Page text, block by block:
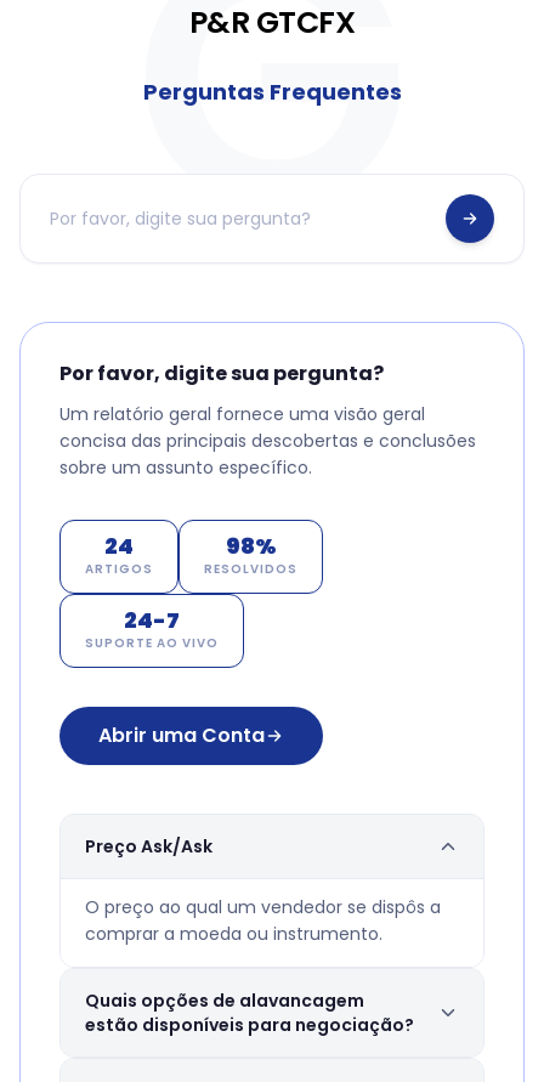
P&R GTCFX
Perguntas Frequentes
Por favor, digite sua pergunta?
Um relatório geral fornece uma visão geral
concisa das principais descobertas e conclusões
sobre um assunto específico.
24
ARTIGOS
98%
RESOLVIDOS
24-7
SUPORTE AO VIVO
Abrir uma Conta
Preço Ask/Ask
O preço ao qual um vendedor se dispôs a
comprar a moeda ou instrumento.
Quais opções de alavancagem
estão disponíveis para negociação?